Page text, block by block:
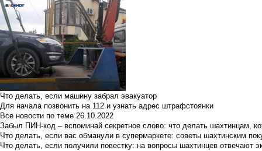
Что делать, если машину забрал эвакуатор
Для начала позвонить на 112 и узнать адрес штрафстоянки
Все новости по теме 26.10.2022
Забыл ПИН-код – вспоминай секретное слово: что делать шахтинцам,
Что делать, если вас обманули в супермаркете: советы шахтинским
Что делать, если получили повестку: на вопросы шахтинцев отвечают